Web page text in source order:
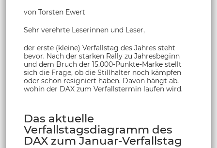
von Torsten Ewert
Sehr verehrte Leserinnen und Leser,
der erste (kleine) Verfallstag des Jahres steht
bevor. Nach der starken Rally zu Jahresbeginn
und dem Bruch der 15.000-Punkte-Marke stellt
sich die Frage, ob die Stillhalter noch kämpfen
oder schon resigniert haben. Davon hängt ab,
wohin der DAX zum Verfallstermin laufen wird.
Das aktuelle
Verfallstagsdiagramm des
DAX zum Januar-Verfallstag